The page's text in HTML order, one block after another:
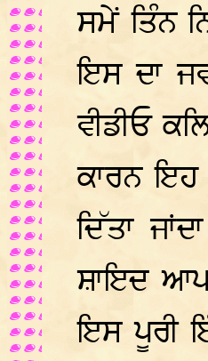
ਸਮੇਂ ਤਿੰਨ
ਇਸ ਦਾ
ਵੀਡੀਓ
ਕਾਰਨ ਇਹ
ਦਿੱਤਾ
ਸ਼ਾਇਦ
ਇਸ ਪੂਰੀ